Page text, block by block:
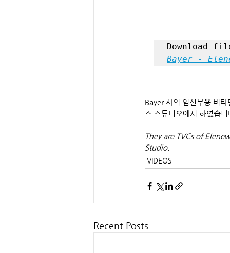
Bayer -
Bayer 사의 임신부용 비
스 스튜디오에서 하였습니
They are TVCs of
Studio.
VIDEOS
Recent Posts